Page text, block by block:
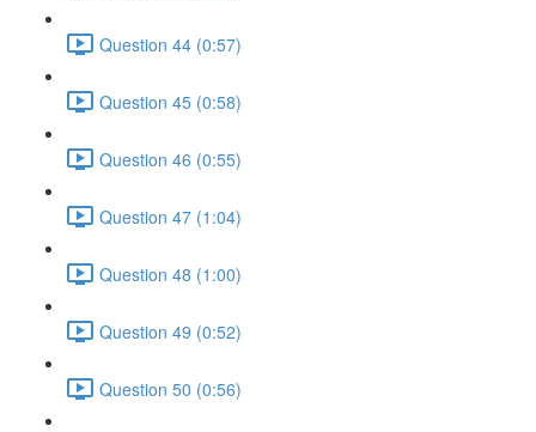
Question 44 (0:57)
Question 45 (0:58)
Question 46 (0:55)
Question 47 (1:04)
Question 48 (1:00)
Question 49 (0:52)
Question 50 (0:56)